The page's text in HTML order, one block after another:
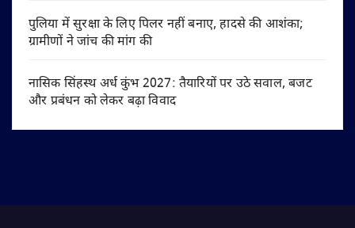
पुलिया में सुरक्षा के लिए पिलर नहीं बनाए, हादसे की आशंका;
ग्रामीणों ने जांच की मांग की
नासिक सिंहस्थ अर्ध कुंभ 2027: तैयारियों पर उठे सवाल, बजट
और प्रबंधन को लेकर बढ़ा विवाद